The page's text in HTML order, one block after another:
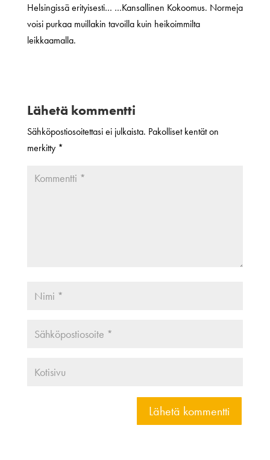
Helsingissä erityisesti… …Kansallinen Kokoomus. Normeja
voisi purkaa muillakin tavoilla kuin heikoimmilta
leikkaamalla.
Lähetä kommentti
Sähköpostiosoitettasi ei julkaista. Pakolliset kentät on
merkitty *